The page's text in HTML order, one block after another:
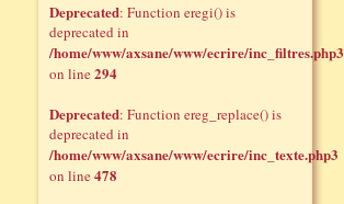
Deprecated: Function eregi() is
deprecated in
/home/www/axsane/www/ecrire/inc_filtres.php3
on line294
Deprecated: Function ereg_replace() is
deprecated in
/home/www/axsane/www/ecrire/inc_texte.php3
on line478